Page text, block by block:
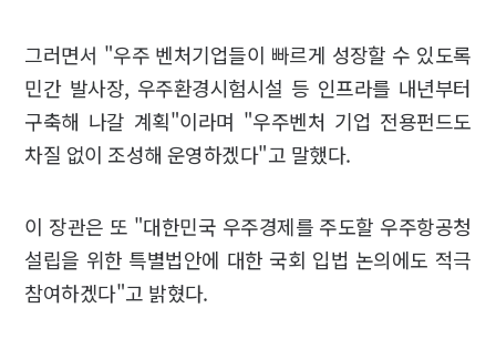
그러면서 "우주 벤처기업들이 빠르게 성장할 수 있도록
민간 발사장, 우주환경시험시설 등 인프라를 내년부터
구축해 나갈 계획"이라며 "우주벤처 기업 전용펀드도
차질 없이 조성해 운영하겠다"고 말했다.
이 장관은 또 "대한민국 우주경제를 주도할 우주항공청
설립을 위한 특별법안에 대한 국회 입법 논의에도 적극
참여하겠다"고 밝혔다.